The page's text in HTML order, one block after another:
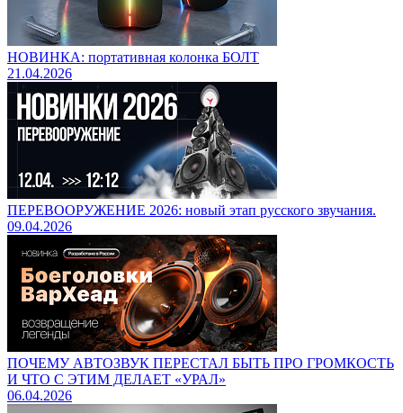
НОВИНКА: портативная колонка БОЛТ
21.04.2026
ПЕРЕВООРУЖЕНИЕ 2026: новый этап русского звучания.
09.04.2026
ПОЧЕМУ АВТОЗВУК ПЕРЕСТАЛ БЫТЬ ПРО ГРОМКОСТЬ
И ЧТО С ЭТИМ ДЕЛАЕТ «УРАЛ»
06.04.2026